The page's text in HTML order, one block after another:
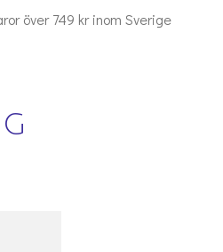
över 749 kr inom Sverige